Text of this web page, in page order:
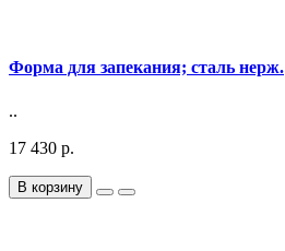
Форма для запекания; сталь нерж.
..
17 430 р.
В корзину